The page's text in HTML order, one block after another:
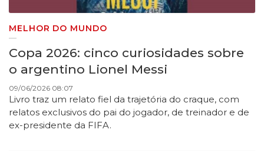
MELHOR DO MUNDO
Copa 2026: cinco curiosidades sobre
o argentino Lionel Messi
09/06/2026 08:07
Livro traz um relato fiel da trajetória do craque, com
relatos exclusivos do pai do jogador, de treinador e de
ex-presidente da FIFA.